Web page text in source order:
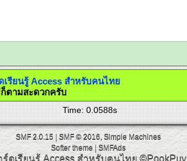
ร์ดเรียนรู้ Access สำหรับคนไทย
ม่ก็ตามสะดวกครับ
Time: 0.0588s
SMF 2.0.15 SMF © 2016 Simple Machines
Softer theme | SMFAds
ร์ดเรียนรู้ Access สำหรับคนไทย ©PookPuy